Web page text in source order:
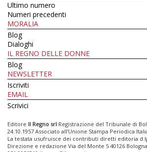
Ultimo numero
Numeri precedenti
MORALIA
Blog
Dialoghi
IL REGNO DELLE DONNE
Blog
NEWSLETTER
Iscriviti
EMAIL
Scrivici
Editore Il Regno srl Registrazione del Tribunale di
24.10.1957 Associato all’Unione Stampa Periodica
La testata usufruisce dei contributi diretti editoria
Direzione e redazione Via del Monte 5 40126